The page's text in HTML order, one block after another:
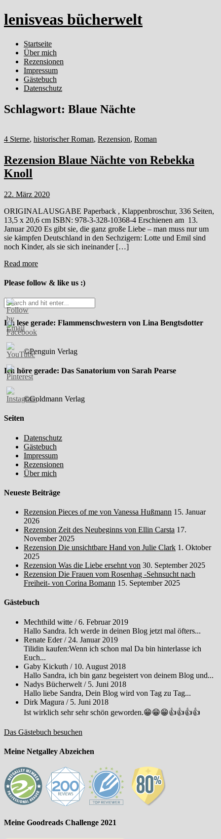
lenisveas bücherwelt
Startseite
Über mich
Rezensionen
Impressum
Gästebuch
Datenschutz
Schlagwort: Blaue Nächte
4 Sterne, historischer Roman, Rezension, Roman
Rezension Blaue Nächte von Rebekka
Knoll
22. März 2020
ORIGINALAUSGABE Paperback , Klappenbroschur, 336 Seiten,
13,5 x 20,6 cm ISBN: 978-3-328-10368-4 Erschienen am 13.
Januar 2020 Es gibt sie, die ganz große Liebe – man muss nur um
sie kämpfen Deutschland in den Sechzigern: Lotte und Emil sind
noch Kinder, als sie sich ineinander […]
Read more
Please follow & like us :)
Ich lese gerade: Flammenschwestern von Lina Bengtsdotter
©Penguin Verlag
Ich höre gerade: Das Sanatorium von Sarah Pearse
©Goldmann Verlag
Seiten
Datenschutz
Gästebuch
Impressum
Rezensionen
Über mich
Neueste Beiträge
Rezension Pieces of me von Vanessa Hußmann 15. Januar
2026
Rezension Zeit des Neubeginns von Ellin Carsta 17.
November 2025
Rezension Die unsichtbare Hand von Julie Clark 1. Oktober
2025
Rezension Was die Liebe ersehnt von 30. September 2025
Rezension Die Frauen vom Rosenhag -Sehnsucht nach
Freiheit- von Corina Bomann 15. September 2025
Gästebuch
Mechthild witte /6. Februar 2019
Hallo Sandra. Ich werde in deinen Blog jetzt mal öfters...
Renate Eder/ 24. Januar 2019
Tilidin kaufen:Wenn ich schon mal Da bin hinterlasse ich
Euch...
Gaby Kickuth / 10. August 2018
Hallo Sandra, ich bin ganz begeistert von deinem Blog und...
Nadys Bücherwelt / 5. Juni 2018
Hallo liebe Sandra, Dein Blog wird von Tag zu Tag...
Dirk Magura / 5. Juni 2018
Ist wirklich sehr sehr schön geworden.😁😁😁👍👍👍👍
Das Gästebuch besuchen
Meine Netgalley Abzeichen
Meine Goodreads Challenge 2021